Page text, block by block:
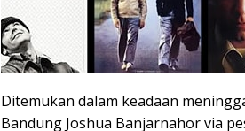
Ditemukan dalam keadaan
Bandung Joshua Banjarnahor via